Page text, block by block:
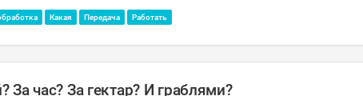
Какая Передача Работать
час? За гектар? И граблями?